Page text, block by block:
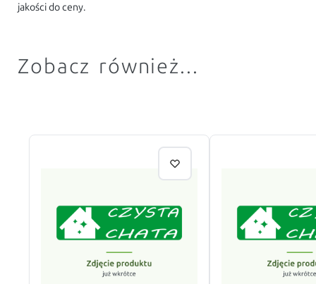
jakości do ceny.
Zobacz również...